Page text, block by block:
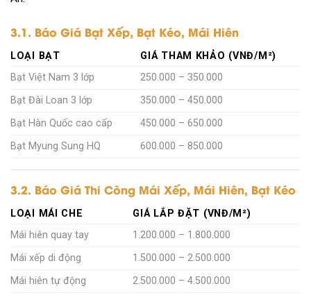
3.1. Báo Giá Bạt Xếp, Bạt Kéo, Mái Hiên
LOẠI BẠT
GIÁ THAM KHẢO (VNĐ/M²)
Bạt Việt Nam 3 lớp
250.000 – 350.000
Bạt Đài Loan 3 lớp
350.000 – 450.000
Bạt Hàn Quốc cao cấp
450.000 – 650.000
Bạt Myung Sung HQ
600.000 – 850.000
3.2. Báo Giá Thi Công Mái Xếp, Mái Hiên, Bạt Kéo
LOẠI MÁI CHE
GIÁ LẮP ĐẶT (VNĐ/M²)
Mái hiên quay tay
1.200.000 – 1.800.000
Mái xếp di động
1.500.000 – 2.500.000
Mái hiên tự động
2.500.000 – 4.500.000